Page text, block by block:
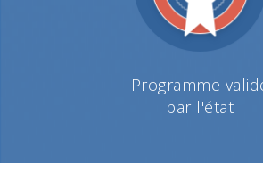
Programme
par l'état